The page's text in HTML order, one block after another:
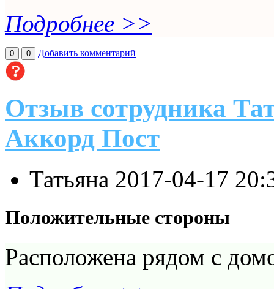
Подробнее >>
0 0 Добавить комментарий
Отзыв сотрудника
Аккорд Пост
Татьяна 2017-04-17
Положительные стороны
Расположена рядом с